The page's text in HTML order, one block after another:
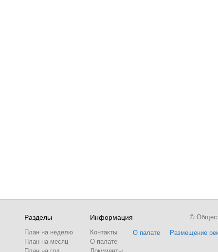
Разделы
План на неделю
План на месяц
Информация
Контакты
О палате
О палате Размещение
©